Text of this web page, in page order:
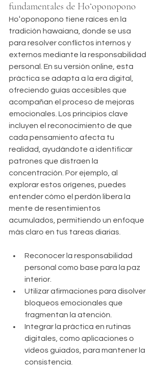
fundamentales de Hoʻoponopono
Hoʻoponopono tiene raíces en la
tradición hawaiana, donde se usa
para resolver conflictos internos y
externos mediante la responsabilidad
personal. En su versión online, esta
práctica se adapta a la era digital,
ofreciendo guías accesibles que
acompañan el proceso de mejoras
emocionales. Los principios clave
incluyen el reconocimiento de que
cada pensamiento afecta tu
realidad, ayudándote a identificar
patrones que distraen la
concentración. Por ejemplo, al
explorar estos orígenes, puedes
entender cómo el perdón libera la
mente de resentimientos
acumulados, permitiendo un enfoque
más claro en tus tareas diarias.
Reconocer la responsabilidad
personal como base para la paz
interior.
Utilizar afirmaciones para disolver
bloqueos emocionales que
fragmentan la atención.
Integrar la práctica en rutinas
digitales, como aplicaciones o
vídeos guiados, para mantener la
consistencia.